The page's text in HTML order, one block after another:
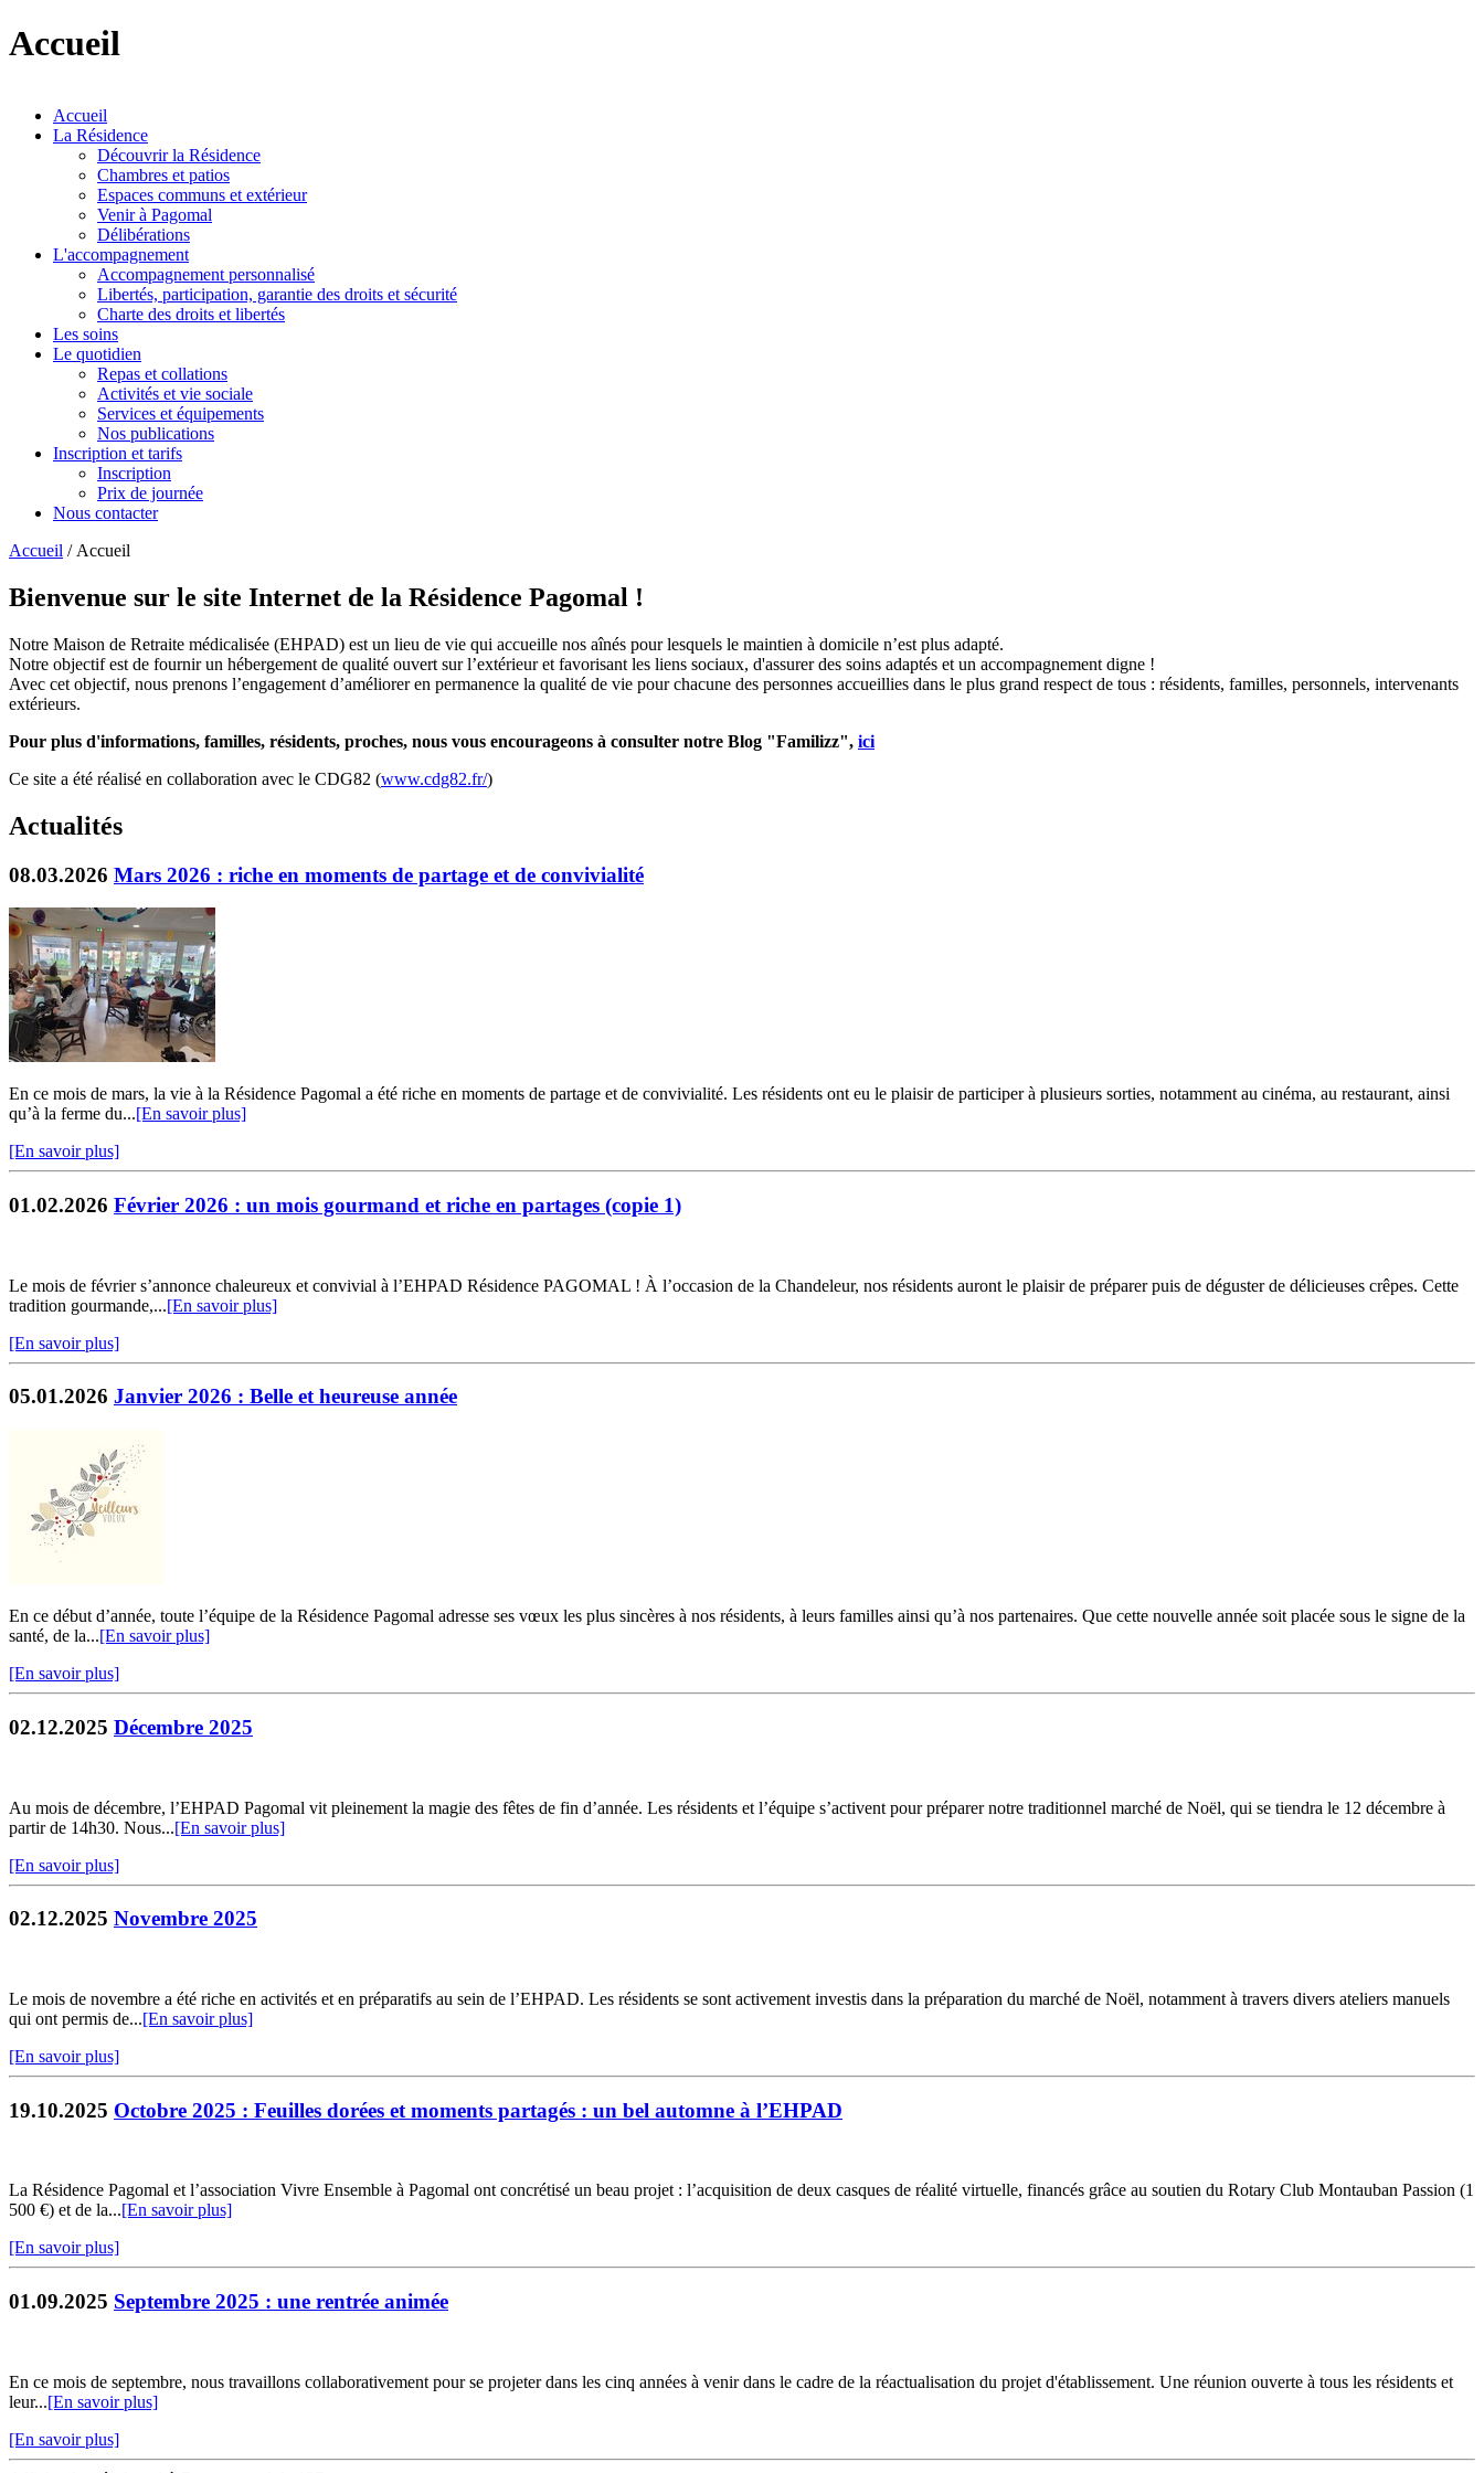
Accueil
Accueil
La Résidence
Découvrir la Résidence
Chambres et patios
Espaces communs et extérieur
Venir à Pagomal
Délibérations
L'accompagnement
Accompagnement personnalisé
Libertés, participation, garantie des droits et sécurité
Charte des droits et libertés
Les soins
Le quotidien
Repas et collations
Activités et vie sociale
Services et équipements
Nos publications
Inscription et tarifs
Inscription
Prix de journée
Nous contacter
Accueil / Accueil
Bienvenue sur le site Internet de la Résidence Pagomal !
Notre Maison de Retraite médicalisée (EHPAD) est un lieu de vie qui accueille nos aînés pour lesquels le maintien à domicile n’est plus adapté.
Notre objectif est de fournir un hébergement de qualité ouvert sur l’extérieur et favorisant les liens sociaux, d'assurer des soins adaptés et un accompagnement digne !
Avec cet objectif, nous prenons l’engagement d’améliorer en permanence la qualité de vie pour chacune des personnes accueillies dans le plus grand respect de tous : résidents, familles, personnels, intervenants
extérieurs.
Pour plus d'informations, familles, résidents, proches, nous vous encourageons à consulter notre Blog "Familizz", ici
Ce site a été réalisé en collaboration avec le CDG82 (www.cdg82.fr/)
Actualités
08.03.2026 Mars 2026 : riche en moments de partage et de convivialité
En ce mois de mars, la vie à la Résidence Pagomal a été riche en moments de partage et de convivialité. Les résidents ont eu le plaisir de participer à plusieurs sorties, notamment au cinéma, au restaurant, ainsi
qu’à la ferme du...[En savoir plus]
[En savoir plus]
01.02.2026 Février 2026 : un mois gourmand et riche en partages (copie 1)
Le mois de février s’annonce chaleureux et convivial à l’EHPAD Résidence PAGOMAL ! À l’occasion de la Chandeleur, nos résidents auront le plaisir de préparer puis de déguster de délicieuses crêpes. Cette
tradition gourmande,...[En savoir plus]
[En savoir plus]
05.01.2026 Janvier 2026 : Belle et heureuse année
En ce début d’année, toute l’équipe de la Résidence Pagomal adresse ses vœux les plus sincères à nos résidents, à leurs familles ainsi qu’à nos partenaires. Que cette nouvelle année soit placée sous le signe de la
santé, de la...[En savoir plus]
[En savoir plus]
02.12.2025 Décembre 2025
Au mois de décembre, l’EHPAD Pagomal vit pleinement la magie des fêtes de fin d’année. Les résidents et l’équipe s’activent pour préparer notre traditionnel marché de Noël, qui se tiendra le 12 décembre à
partir de 14h30. Nous...[En savoir plus]
[En savoir plus]
02.12.2025 Novembre 2025
Le mois de novembre a été riche en activités et en préparatifs au sein de l’EHPAD. Les résidents se sont activement investis dans la préparation du marché de Noël, notamment à travers divers ateliers manuels
qui ont permis de...[En savoir plus]
[En savoir plus]
19.10.2025 Octobre 2025 : Feuilles dorées et moments partagés : un bel automne à l’EHPAD
La Résidence Pagomal et l’association Vivre Ensemble à Pagomal ont concrétisé un beau projet : l’acquisition de deux casques de réalité virtuelle, financés grâce au soutien du Rotary Club Montauban Passion (1
500 €) et de la...[En savoir plus]
[En savoir plus]
01.09.2025 Septembre 2025 : une rentrée animée
En ce mois de septembre, nous travaillons collaborativement pour se projeter dans les cinq années à venir dans le cadre de la réactualisation du projet d'établissement. Une réunion ouverte à tous les résidents et
leur...[En savoir plus]
[En savoir plus]